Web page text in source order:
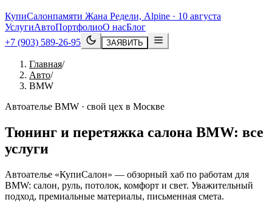
КупиСалонпамяти Жана Редели, Alpine · 10 августа
УслугиАвтоПортфолиоО насБлог
+7 (903) 589-26-95
ЗАЯВИТЬ
Главная/
Авто/
BMW
Автоателье BMW · свой цех в Москве
Тюнинг и перетяжка салона BMW: все
услуги
Автоателье «КупиСалон» — обзорный хаб по работам для
BMW: салон, руль, потолок, комфорт и свет. Уважительный
подход, премиальные материалы, письменная смета.